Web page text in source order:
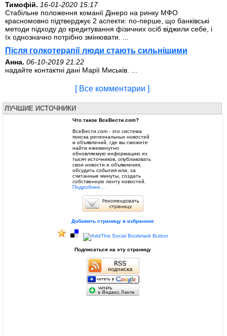
Тимофій. 16-01-2020 15:17
Стабільне положення команії Дінеро на ринку МФО
красномовно підтверджує 2 аспекти: по-перше, що банківські
методи підходу до кредитування фізичних осіб віджили себе, і
їх однозначно потрібно змінювати. ...
Після голкотерапії люди стають сильнішими
Анна. 06-10-2019 21:22
надайте контактні дані Марії Миськів. ...
[ Все комментарии ]
ЛУЧШИЕ ИСТОЧНИКИ
Что такое ВсеВести.com?
ВсеВести.com - это система
поиска региональных новостей
и объявлений, где вы сможете
найти ежеминутно
обновляемую информацию из
тысяч источников, опубликовать
свои новости и объявления,
обсудить события или, за
считанные минуты, создать
собственную ленту новостей.
Подробнее...
Добавить страницу в избранное
Подписаться на эту страницу